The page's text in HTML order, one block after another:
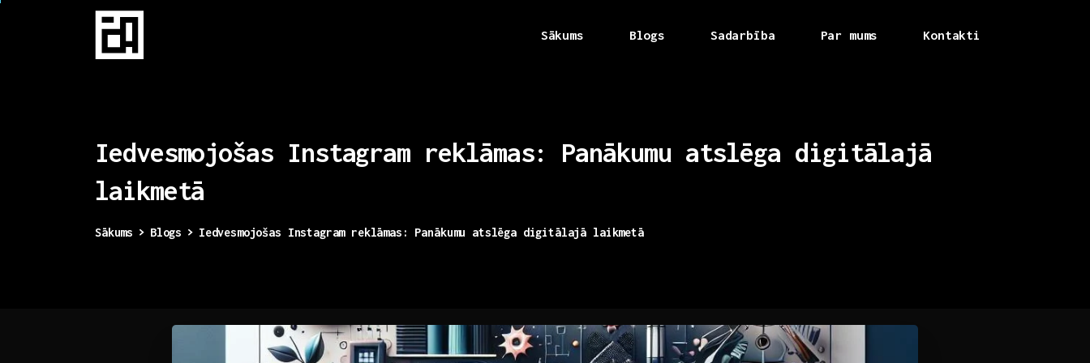
Sākums Blogs Sadarbība Par mums Kontakti
Iedvesmojošas Instagram reklāmas: Panākumu atslēga digitālajā
laikmetā
Sākums Blogs Iedvesmojošas Instagram reklāmas: Panākumu atslēga digitālajā laikmetā